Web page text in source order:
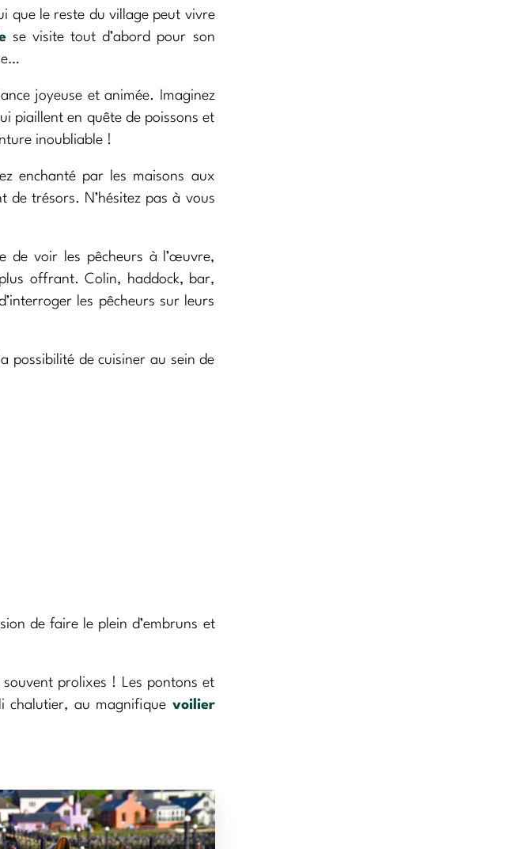
que le reste du village peut vivre
se visite tout d’abord pour son
joyeuse et animée. Imaginez
piaillent en quête de poissons et
inoubliable !
enchanté par les maisons aux
de trésors. N’hésitez pas à vous
de voir les pêcheurs à l’œuvre,
offrant. Colin, haddock, bar,
les pêcheurs sur leurs
possibilité de cuisiner au sein de
de faire le plein d’embruns et
souvent prolixes ! Les pontons et
chalutier, au magnifique voilier